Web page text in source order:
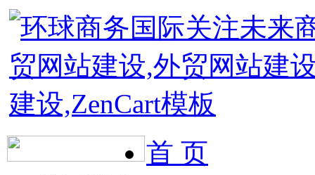
首 页